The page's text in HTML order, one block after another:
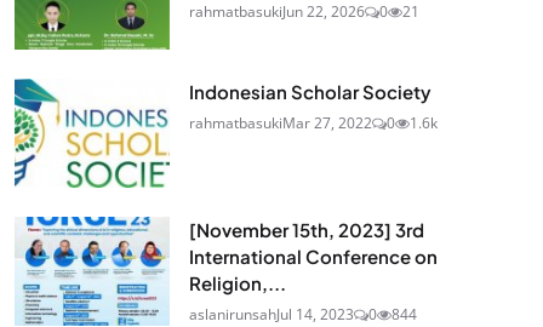
rahmatbasukiJun 22, 2026 0 21
Indonesian Scholar Society
rahmatbasukiMar 27, 2022 0 1.6k
[November 15th, 2023] 3rd
International Conference on
Religion,...
aslanirunsahJul 14, 2023 0 844